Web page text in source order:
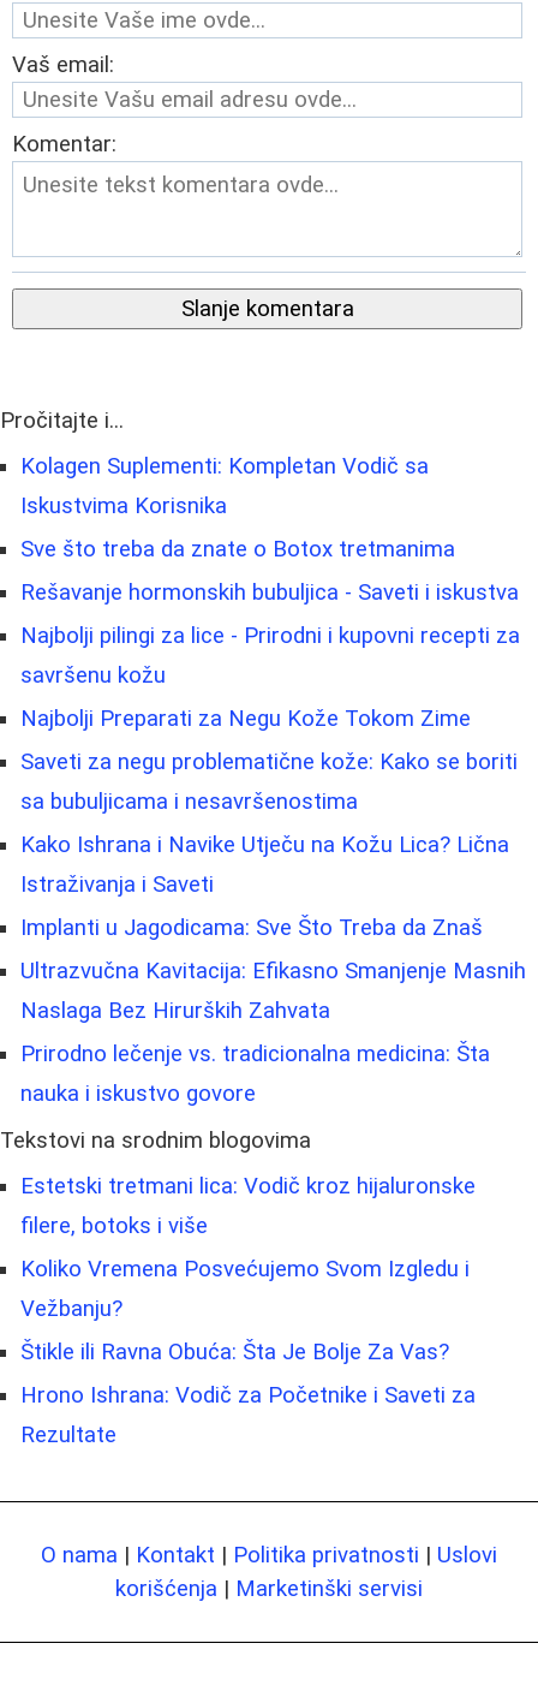
Vaš email:
Komentar:
Slanje komentara
Pročitajte i...
Kolagen Suplementi: Kompletan Vodič sa
Iskustvima Korisnika
Sve što treba da znate o Botox tretmanima
Rešavanje hormonskih bubuljica - Saveti i iskustva
Najbolji pilingi za lice - Prirodni i kupovni recepti za
savršenu kožu
Najbolji Preparati za Negu Kože Tokom Zime
Saveti za negu problematične kože: Kako se boriti
sa bubuljicama i nesavršenostima
Kako Ishrana i Navike Utječu na Kožu Lica? Lična
Istraživanja i Saveti
Implanti u Jagodicama: Sve Što Treba da Znaš
Ultrazvučna Kavitacija: Efikasno Smanjenje Masnih
Naslaga Bez Hirurških Zahvata
Prirodno lečenje vs. tradicionalna medicina: Šta
nauka i iskustvo govore
Tekstovi na srodnim blogovima
Estetski tretmani lica: Vodič kroz hijaluronske
filere, botoks i više
Koliko Vremena Posvećujemo Svom Izgledu i
Vežbanju?
Štikle ili Ravna Obuća: Šta Je Bolje Za Vas?
Hrono Ishrana: Vodič za Početnike i Saveti za
Rezultate
O nama | Kontakt | Politika privatnosti | Uslovi
korišćenja | Marketinški servisi